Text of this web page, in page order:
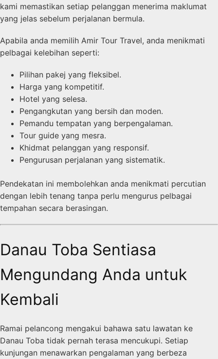
kami memastikan setiap pelanggan menerima maklumat
yang jelas sebelum perjalanan bermula.
Apabila anda memilih Amir Tour Travel, anda menikmati
pelbagai kelebihan seperti:
Pilihan pakej yang fleksibel.
Harga yang kompetitif.
Hotel yang selesa.
Pengangkutan yang bersih dan moden.
Pemandu tempatan yang berpengalaman.
Tour guide yang mesra.
Khidmat pelanggan yang responsif.
Pengurusan perjalanan yang sistematik.
Pendekatan ini membolehkan anda menikmati percutian
dengan lebih tenang tanpa perlu mengurus pelbagai
tempahan secara berasingan.
Danau Toba Sentiasa
Mengundang Anda untuk
Kembali
Ramai pelancong mengakui bahawa satu lawatan ke
Danau Toba tidak pernah terasa mencukupi. Setiap
kunjungan menawarkan pengalaman yang berbeza